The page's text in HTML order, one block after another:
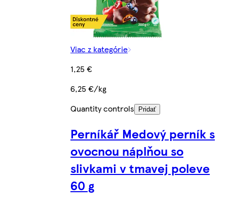
Viac z kategórie
1,25 €
6,25 €/kg
Quantity controls
Pridať
Perníkář Medový perník s
ovocnou náplňou so
slivkami v tmavej poleve
60 g